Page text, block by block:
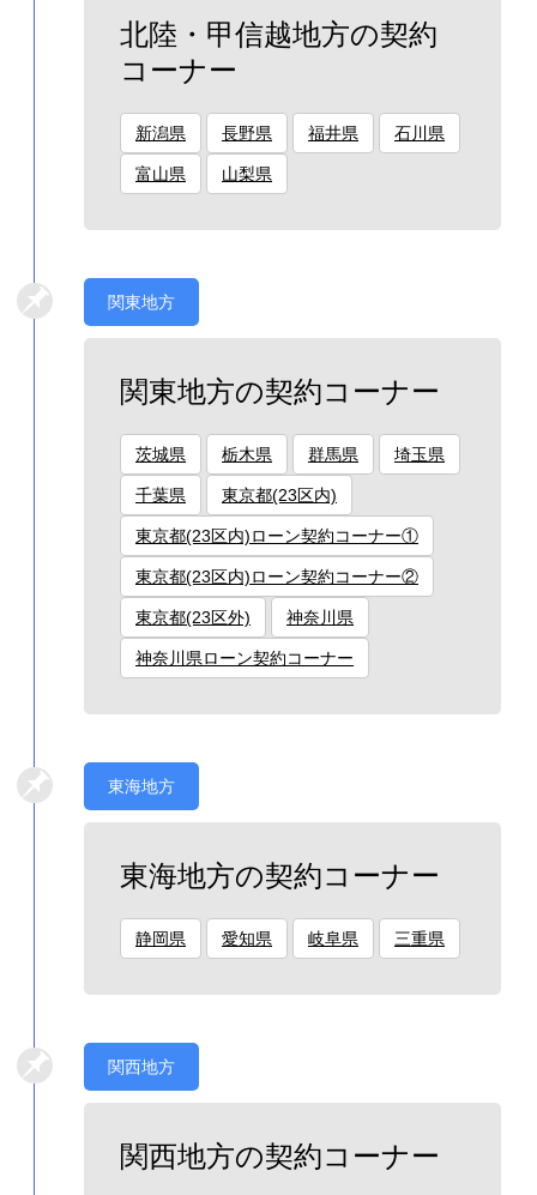
北陸・甲信越地方の契約
コーナー
新潟県 長野県 福井県 石川県
富山県 山梨県
関東地方
関東地方の契約コーナー
茨城県 栃木県 群馬県 埼玉県
千葉県 東京都(23区内)
東京都(23区内)ローン契約コーナー①
東京都(23区内)ローン契約コーナー②
東京都(23区外) 神奈川県
神奈川県ローン契約コーナー
東海地方
東海地方の契約コーナー
静岡県 愛知県 岐阜県 三重県
関西地方
関西地方の契約コーナー